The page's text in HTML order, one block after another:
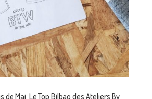
de Mai: Le Top Bilbao des Ateliers By